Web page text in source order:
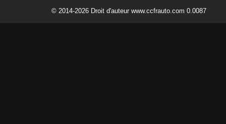
© 2014-2026 Droit d'auteur www.ccfrauto.com 0.0087